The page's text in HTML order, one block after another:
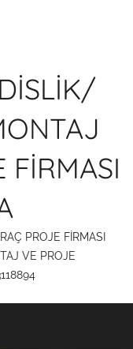
FİRMASI
PROJE FİRMASI
VE PROJE